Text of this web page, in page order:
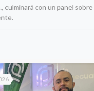
culminará con un panel